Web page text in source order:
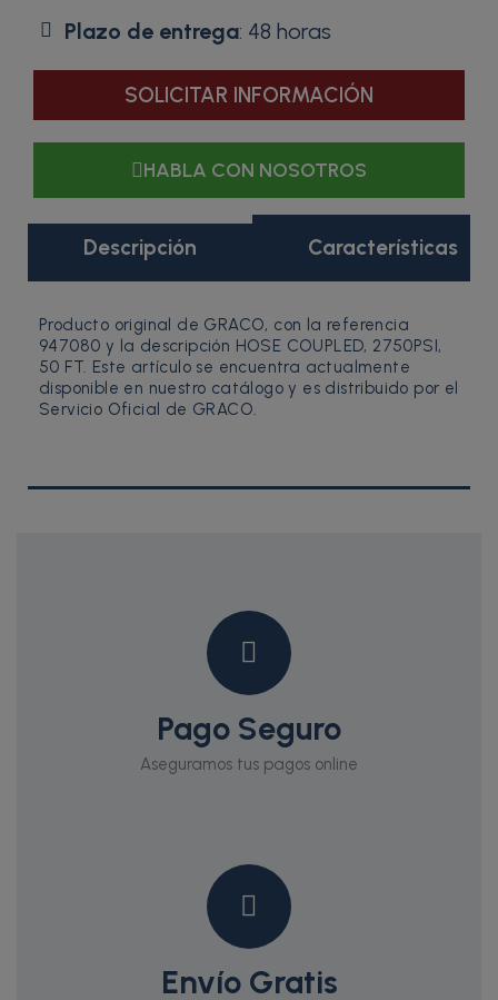
Plazo de entrega: 48 horas
SOLICITAR INFORMACIÓN
HABLA CON NOSOTROS
Descripción Características
Producto original de GRACO, con la referencia
947080 y la descripción HOSE COUPLED, 2750PSI,
50 FT. Este artículo se encuentra actualmente
disponible en nuestro catálogo y es distribuido por el
Servicio Oficial de GRACO.
Pago Seguro
Aseguramos tus pagos online
Envío Gratis